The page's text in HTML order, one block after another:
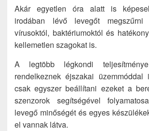
Akár egyetlen óra alatt is
irodában lévő levegőt megszűrni
vírusoktól, baktériumoktól és
kellemetlen szagokat is.
A legtöbb légkondi
rendelkeznek éjszakai
csak egyszer beállítani ezeket a
szenzorok segítségével
levegő minőségét és egyes
el vannak látva.